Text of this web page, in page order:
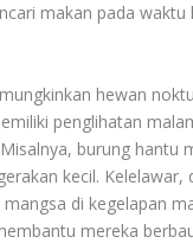
makan pada
hewan
penglihatan
burung
kecil.
di kegelapan
mereka